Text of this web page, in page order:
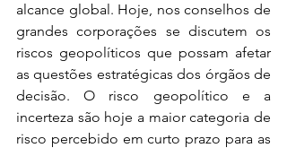
alcance global. Hoje, nos conselhos de
grandes corporações se discutem os
riscos geopolíticos que possam afetar
as questões estratégicas dos órgãos de
decisão. O risco geopolítico e a
incerteza são hoje a maior categoria de
risco percebido em curto prazo para as